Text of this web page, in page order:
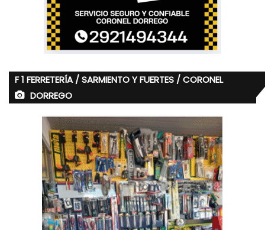
F 1 FERRETERÍA / SARMIENTO Y FUERTES / CORONEL
DORREGO